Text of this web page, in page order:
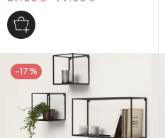
-17%